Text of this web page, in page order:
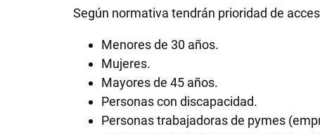
Según normativa tendrán prioridad de
Menores de 30 años.
Mujeres.
Mayores de 45 años.
Personas con discapacidad.
Personas trabajadoras de pymes